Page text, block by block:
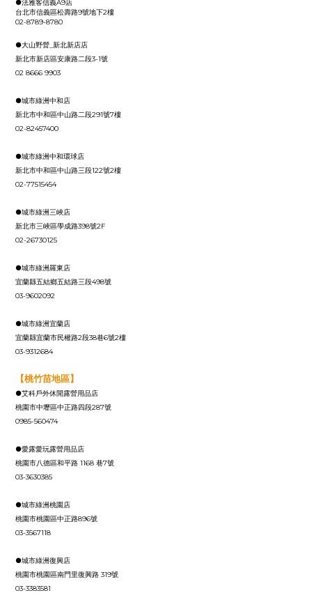
●法雅客信義A9店
台北市信義區松壽路9號地下2樓
02-8789-8780
●大山野營_新北新店店
新北市新店區安康路二段3-1號
02 8666 9903
●城市綠洲中和店
新北市中和區中山路二段291號7樓
02-82457400
●城市綠洲中和環球店
新北市中和區中山路三段122號2樓
02-77515454
●城市綠洲三峽店
新北市三峽區學成路398號2F
02-26730125
●城市綠洲羅東店
宜蘭縣五結鄉五結路三段498號
03-9602092
●城市綠洲宜蘭店
宜蘭縣宜蘭市民權路2段38巷6號2樓
03-9312684
【桃竹苗地區】
●艾科戶外休閒露營用品店
桃園市中壢區中正路四段287號
0985-560474
●愛露愛玩露營用品店
桃園市八德區和平路 1168 巷7號
03-3630385
●城市綠洲桃園店
桃園市桃園區中正路896號
03-3567118
●城市綠洲復興店
桃園市桃園區南門里復興路 319號
03-3383581